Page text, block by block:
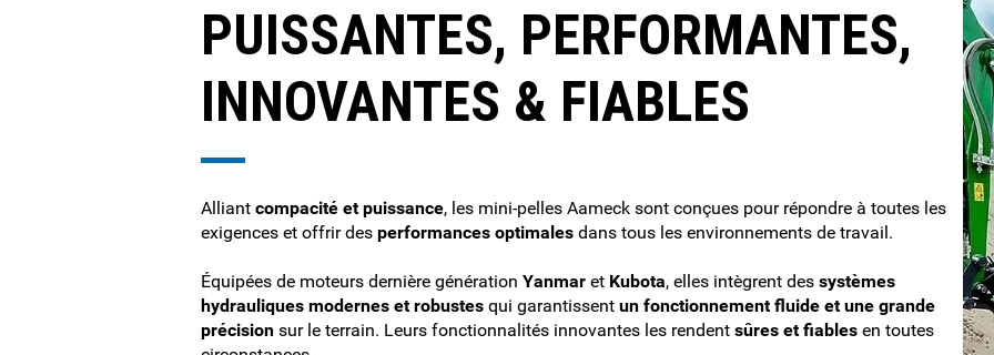
PUISSANTES, PERFORMANTES,
INNOVANTES & FIABLES
Alliant compacité et puissance, les mini-pelles Aameck sont conçues pour répondre à toutes les
exigences et offrir des performances optimales dans tous les environnements de travail.
Équipées de moteurs dernière génération Yanmar et Kubota, elles intègrent des systèmes
hydrauliques modernes et robustes qui garantissent un fonctionnement fluide et une grande
précision sur le terrain. Leurs fonctionnalités innovantes les rendent sûres et fiables en toutes